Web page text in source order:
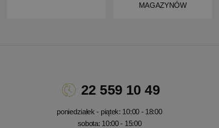
MAGAZYNÓW
22 559 10 49
poniedziałek - piątek: 10:00 - 18:00
sobota: 10:00 - 15:00